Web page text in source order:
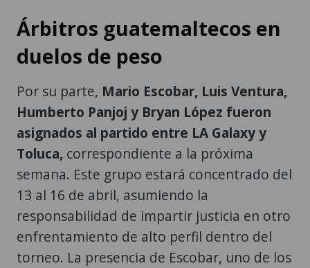
Árbitros guatemaltecos en
duelos de peso
Por su parte, Mario Escobar, Luis Ventura,
Humberto Panjoj y Bryan López fueron
asignados al partido entre LA Galaxy y
Toluca, correspondiente a la próxima
semana. Este grupo estará concentrado del
13 al 16 de abril, asumiendo la
responsabilidad de impartir justicia en otro
enfrentamiento de alto perfil dentro del
torneo. La presencia de Escobar, uno de los